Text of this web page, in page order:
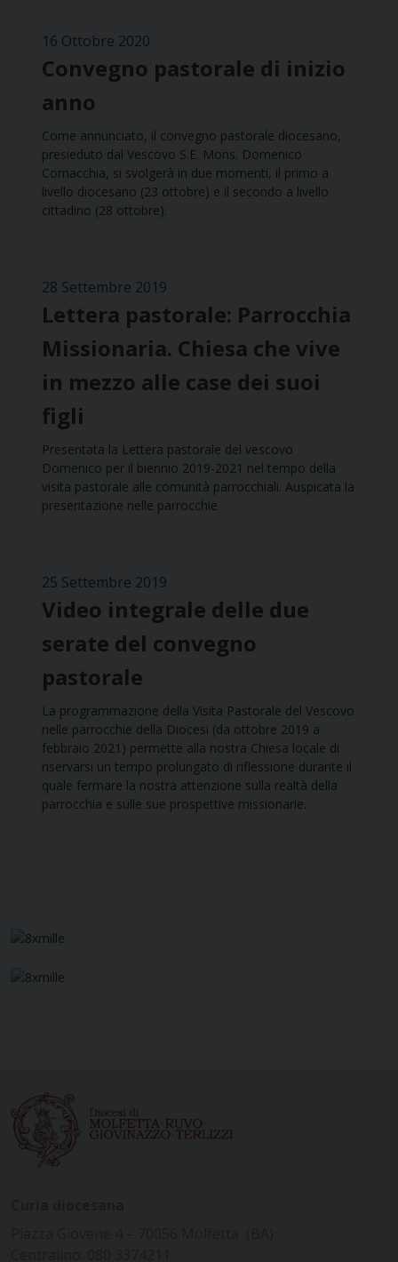
16 Ottobre 2020
Convegno pastorale di inizio
anno
Come annunciato, il convegno pastorale diocesano,
presieduto dal Vescovo S.E. Mons. Domenico
Cornacchia, si svolgerà in due momenti, il primo a
livello diocesano (23 ottobre) e il secondo a livello
cittadino (28 ottobre).
28 Settembre 2019
Lettera pastorale: Parrocchia
Missionaria. Chiesa che vive
in mezzo alle case dei suoi
figli
Presentata la Lettera pastorale del vescovo
Domenico per il biennio 2019-2021 nel tempo della
visita pastorale alle comunità parrocchiali. Auspicata la
presentazione nelle parrocchie
25 Settembre 2019
Video integrale delle due
serate del convegno
pastorale
La programmazione della Visita Pastorale del Vescovo
nelle parrocchie della Diocesi (da ottobre 2019 a
febbraio 2021) permette alla nostra Chiesa locale di
riservarsi un tempo prolungato di riflessione durante il
quale fermare la nostra attenzione sulla realtà della
parrocchia e sulle sue prospettive missionarie.